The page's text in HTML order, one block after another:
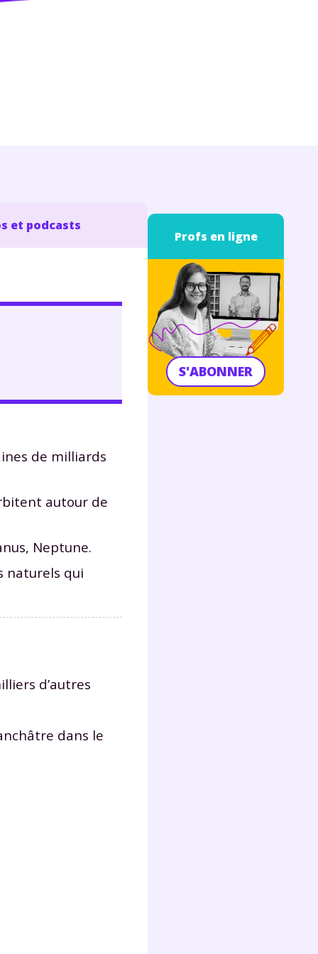
et podcasts
de milliards
autour de
Neptune.
naturels qui
d’autres
dans le
Profs en ligne
S'ABONNER